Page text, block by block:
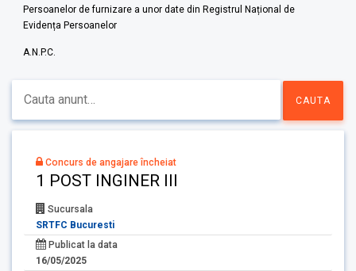
Persoanelor de furnizare a unor date din Registrul Național de
Evidența Persoanelor
A.N.P.C.
Concurs de angajare încheiat
1 POST INGINER III
Sucursala
SRTFC Bucuresti
Publicat la data
16/05/2025